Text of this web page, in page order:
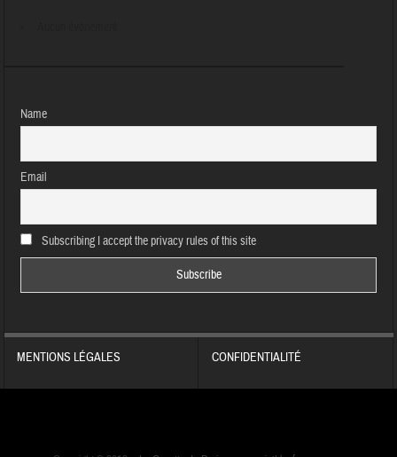
Name
Email
Subscribing I accept the privacy rules of this site
MENTIONS LÉGALES CONFIDENTIALITÉ